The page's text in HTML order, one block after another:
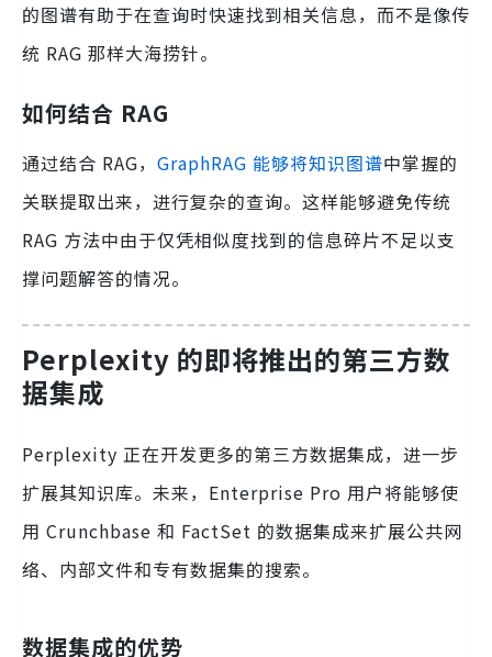
的图谱有助于在查询时快速找到相关信息，而不是像传
统 RAG 那样大海捞针。
如何结合 RAG
通过结合 RAG， GraphRAG 能够将知识图谱中掌握的
关联提取出来，进行复杂的查询。这样能够避免传统
RAG 方法中由于仅凭相似度找到的信息碎片不足以支
撑问题解答的情况。
Perplexity 的即将推出的第三方数
据集成
Perplexity 正在开发更多的第三方数据集成，进一步
扩展其知识库。未来，Enterprise Pro 用户将能够使
用 Crunchbase 和 FactSet 的数据集成来扩展公共网
络、内部文件和专有数据集的搜索。
数据集成的优势